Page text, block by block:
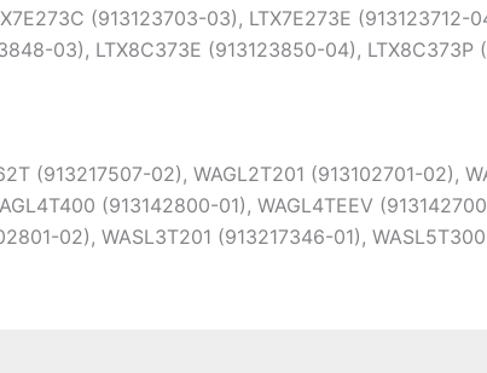
(913217507-02), WAGL2T201 (913102701-02),
(913142800-01), WAGL4TEEV
02), WASL3T201 (913217346-01),